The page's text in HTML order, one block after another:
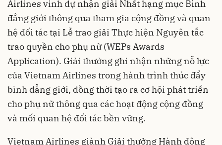
Airlines vinh dự nhận giải Nhất hạng mục Bình
đẳng giới thông qua tham gia cộng đồng và quan
hệ đối tác tại Lễ trao giải Thực hiện Nguyên tắc
trao quyền cho phụ nữ (WEPs Awards
Application). Giải thưởng ghi nhận những nỗ lực
của Vietnam Airlines trong hành trình thúc đẩy
bình đẳng giới, đồng thời tạo ra cơ hội phát triển
cho phụ nữ thông qua các hoạt động cộng đồng
và mối quan hệ đối tác bền vững.
Vietnam Airlines giành Giải thưởng Hành động